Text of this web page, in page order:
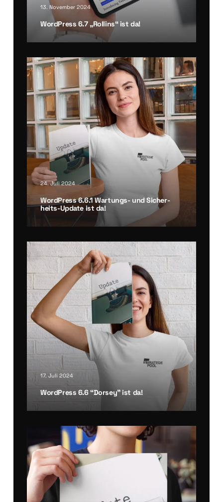
13. November 2024
Word­Press 6.7 „Roll­ins“ ist da!
24. Juli 2024
Word­Press 6.6.1 War­tungs- und Sicher­
heits-Update ist da!
17. Juli 2024
Word­Press 6.6 “Dor­sey” ist da!